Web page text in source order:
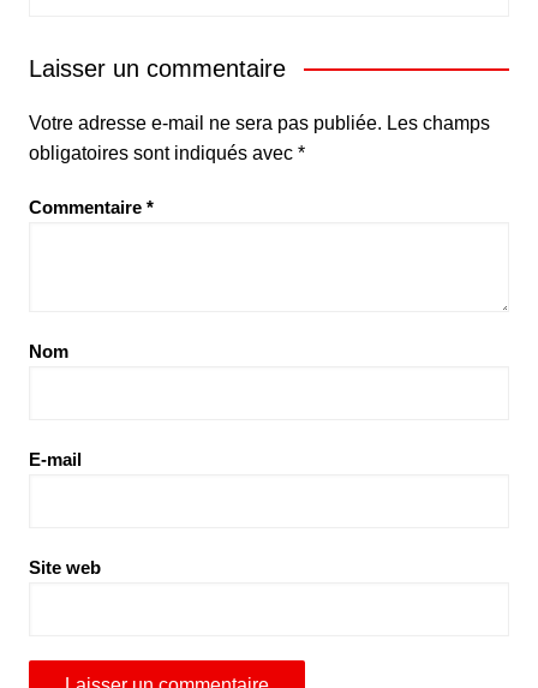
Laisser un commentaire
Votre adresse e-mail ne sera pas publiée. Les champs
obligatoires sont indiqués avec *
Commentaire *
Nom
E-mail
Site web